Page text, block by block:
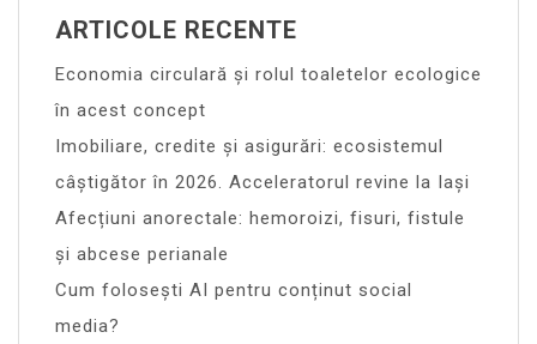
ARTICOLE RECENTE
Economia circulară și rolul toaletelor ecologice
în acest concept
Imobiliare, credite și asigurări: ecosistemul
câștigător în 2026. Acceleratorul revine la Iași
Afecțiuni anorectale: hemoroizi, fisuri, fistule
și abcese perianale
Cum folosești AI pentru conținut social
media?